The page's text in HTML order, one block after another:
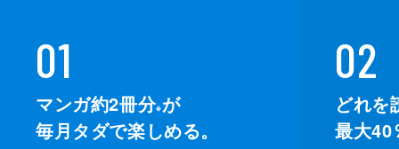
01
マンガ約2冊分※が
毎月タダで楽しめる。
02
どれを
最大40